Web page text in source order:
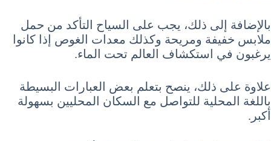
بالإضافة إلى ذلك، يجب على السياح التأكد من حمل
ملابس خفيفة ومريحة وكذلك معدات الغوص إذا كانوا
يرغبون في استكشاف العالم تحت الماء.
علاوة على ذلك، ينصح بتعلم بعض العبارات البسيطة
باللغة المحلية للتواصل مع السكان المحليين بسهولة
أكبر.